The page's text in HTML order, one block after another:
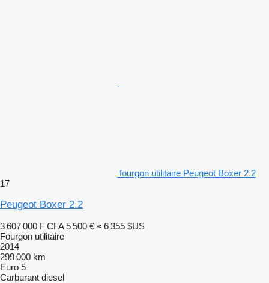
fourgon utilitaire Peugeot Boxer 2.2
17
Peugeot Boxer 2.2
3 607 000 F CFA 5 500 € ≈ 6 355 $US
Fourgon utilitaire
2014
299 000 km
Euro 5
Carburant diesel